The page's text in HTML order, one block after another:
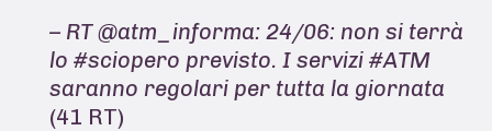
– RT @atm_informa: 24/06: non si terrà
lo #sciopero previsto. I servizi #ATM
saranno regolari per tutta la giornata
(41 RT)